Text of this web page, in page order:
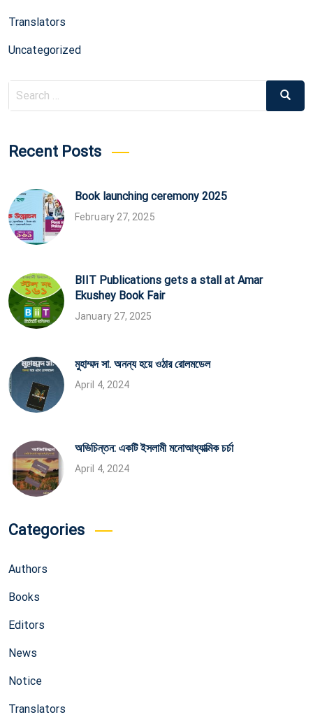
Translators
Uncategorized
Search
Search
Recent Posts
Book launching ceremony 2025
February 27, 2025
BIIT Publications gets a stall at Amar
Ekushey Book Fair
January 27, 2025
মুহাম্মদ সা. অনন্য হয়ে ওঠার রোলমডেল
April 4, 2024
অভিচিন্তন: একটি ইসলামী মনোআধ্যাত্মিক চর্চা
April 4, 2024
Categories
Authors
Books
Editors
News
Notice
Translators